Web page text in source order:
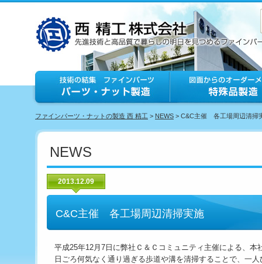
ファインパーツ・ナットの製造 西 精工 > NEWS > C&C主催 各工場周辺清掃
NEWS
2013.12.09
C&C主催 各工場周辺清掃実施
平成25年12月7日に弊社Ｃ＆Ｃコミュニティ主催による、本
日ごろ何気なく通り過ぎる歩道や溝を清掃することで、一